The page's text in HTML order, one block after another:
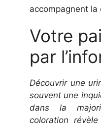
accompagnent la
Votre
par
Découvrir une
souvent une
dans la
coloration